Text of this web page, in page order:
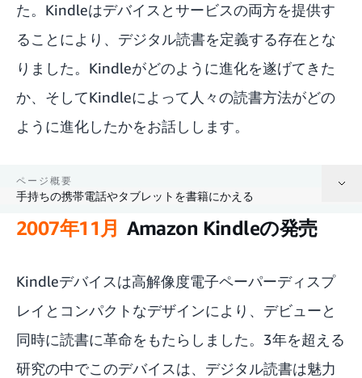
た。Kindleはデバイスとサービスの両方を提供す
ることにより、デジタル読書を定義する存在とな
りました。Kindleがどのように進化を遂げてきた
か、そしてKindleによって人々の読書方法がどの
ように進化したかをお話しします。
ページ概要
手持ちの携帯電話やタブレットを書籍にかえる
Amazon Kindleの発売
自費出版が簡単に
AmazonによるAudible買収
朗読してくれる新Kindle
2007年11月 Amazon Kindleの発売
Kindleデバイスは高解像度電子ペーパーディスプ
レイとコンパクトなデザインにより、デビューと
同時に読書に革命をもたらしました。3年を超える
研究の中でこのデバイスは、デジタル読書は魅力